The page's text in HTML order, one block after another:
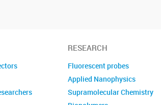
RESEARCH
Fluorescent probes
Applied Nanophysics
Supramolecular Chemistry